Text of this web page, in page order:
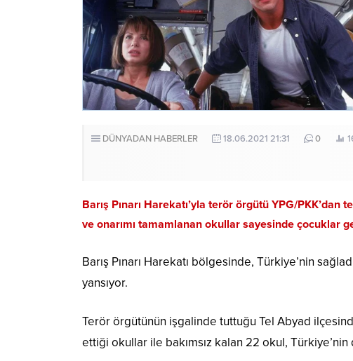
DÜNYADAN HABERLER 18.06.2021 21:31 0
Barış Pınarı Harekatı’yla terör örgütü YPG/
ve onarımı tamamlanan okullar sayesinde çocuklar
Barış Pınarı Harekatı bölgesinde, Türkiye’nin
yansıyor.
Terör örgütünün işgalinde tuttuğu Tel Abyad
ettiği okullar ile bakımsız kalan 22 okul,